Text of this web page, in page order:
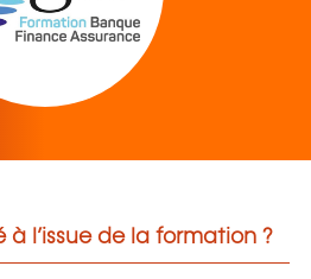
à l’issue de la formation ?